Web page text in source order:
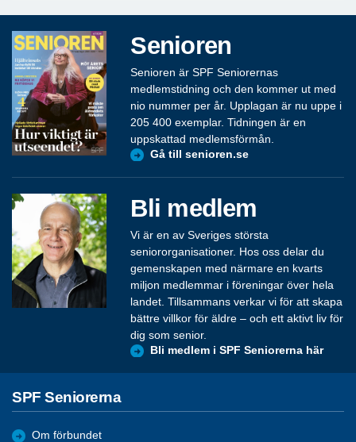
Senioren
Senioren är SPF Seniorernas
medlemstidning och den kommer ut med
nio nummer per år. Upplagan är nu uppe i
205 400 exemplar. Tidningen är en
uppskattad medlemsförmån.
Gå till senioren.se
Bli medlem
Vi är en av Sveriges största
seniororganisationer. Hos oss delar du
gemenskapen med närmare en kvarts
miljon medlemmar i föreningar över hela
landet. Tillsammans verkar vi för att skapa
bättre villkor för äldre – och ett aktivt liv för
dig som senior.
Bli medlem i SPF Seniorerna här
SPF Seniorerna
Om förbundet